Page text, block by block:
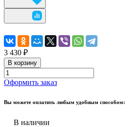
3 430 ₽
В корзину
Оформить заказ
Вы можете оплатить любым удобным способом:
В наличии